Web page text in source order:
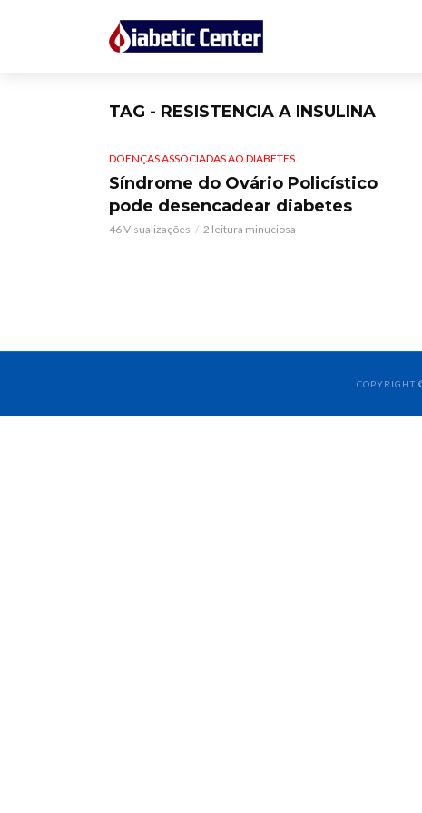
TAG - RESISTENCIA A INSULINA
DOENÇAS ASSOCIADAS AO DIABETES
Síndrome do Ovário Policístico
pode desencadear diabetes
46 Visualizações 2 leitura minuciosa
COPYRIGHT